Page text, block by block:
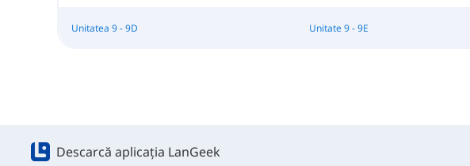
Unitatea 9 - 9D Unitate 9 - 9E
Descarcă aplicația LanGeek